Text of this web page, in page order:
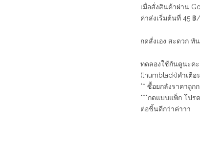
เมื่อสั่งสินค้าผ่าน
ค่าส่งเริ่มต้นที่ 45 ฿
กดสั่งเอง สะดวก ทั
ทดลองใช้กันดูนะค
(thumbtack)คำเตือ
** ซื้อยกลังราคาถูก
***กดแบบแพ็ก โปร
ต่อชิ้นดีกว่าค่าาา